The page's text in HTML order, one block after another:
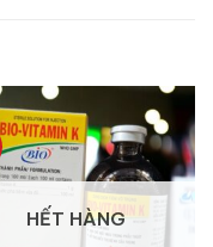
HẾT HÀNG